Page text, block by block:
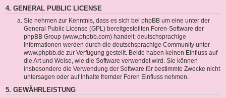
4. GENERAL PUBLIC LICENSE
Sie nehmen zur Kenntnis, dass es sich bei phpBB um eine unter der
General Public License (GPL) bereitgestellten Foren-Software der
phpBB Group (www.phpbb.com) handelt; deutschsprachige
Informationen werden durch die deutschsprachige Community unter
www.phpbb.de zur Verfügung gestellt. Beide haben keinen Einfluss auf
die Art und Weise, wie die Software verwendet wird. Sie können
insbesondere die Verwendung der Software für bestimmte Zwecke nicht
untersagen oder auf Inhalte fremder Foren Einfluss nehmen.
5. GEWÄHRLEISTUNG